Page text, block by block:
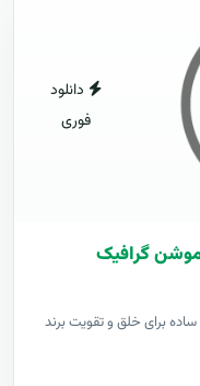
دانلود
فوری
ساده برای خلق و تقویت برند